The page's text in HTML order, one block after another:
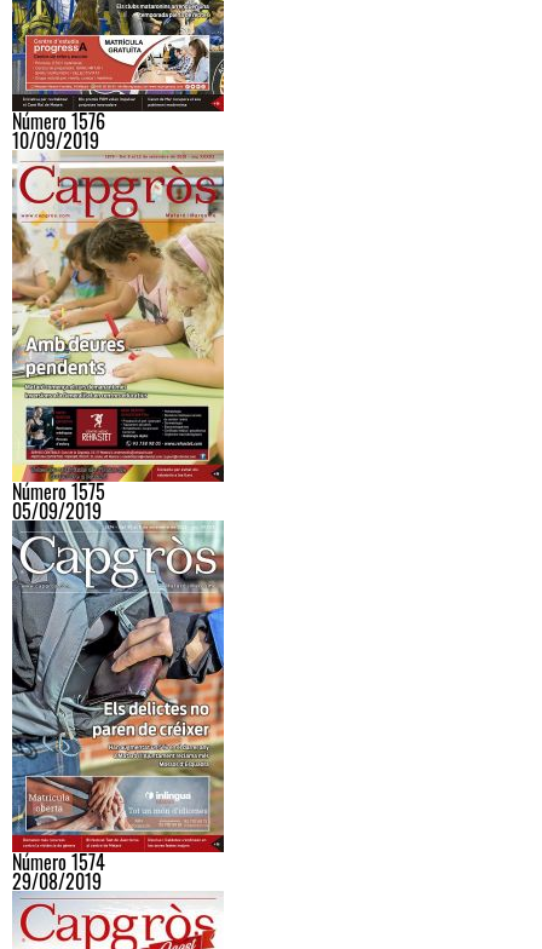
Número 1576
10/09/2019
Número 1575
05/09/2019
Número 1574
29/08/2019